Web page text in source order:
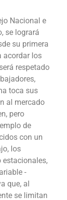
Nacional e
se logrará
su primera
acordar los
respetado
toca sus
al mercado
pero
de
con un
los
-
que, al
se limitan